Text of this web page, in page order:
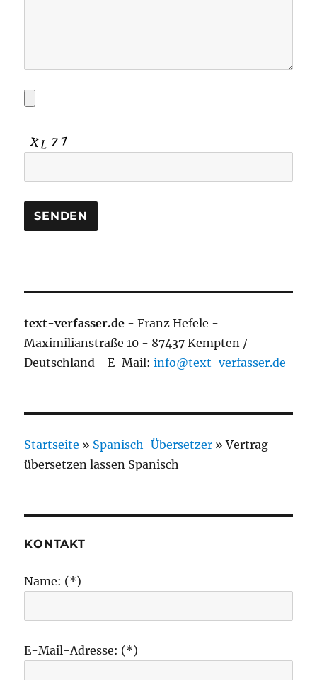
text-verfasser.de - Franz Hefele -
Maximilianstraße 10 - 87437 Kempten /
Deutschland - E-Mail:info@text-verfasser.de
Startseite » Spanisch-Übersetzer »Vertrag
übersetzen lassen Spanisch
KONTAKT
Name: (*)
E-Mail-Adresse: (*)